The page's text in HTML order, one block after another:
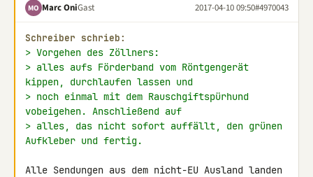
MO Marc OniGast 2017-04-10 09:50#4970043
Schreiber schrieb:
> Vorgehen des Zöllners:
> alles aufs Förderband vom Röntgengerät
kippen, durchlaufen lassen und
> noch einmal mit dem Rauschgiftspürhund
vobeigehen. Anschließend auf
> alles, das nicht sofort auffällt, den grünen
Aufkleber und fertig.
Alle Sendungen aus dem nicht-EU Ausland landen